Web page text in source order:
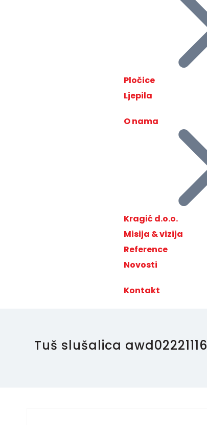
Pločice
Ljepila
O nama
Kragić d.o.o.
Misija & vizija
Reference
Novosti
Kontakt
Tuš slušalica awd02221116